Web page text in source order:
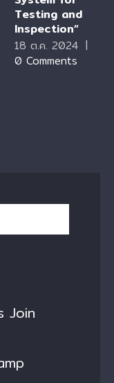
Testing and
Inspection”
18 ต.ค. 2024 |
0 Comments
Join